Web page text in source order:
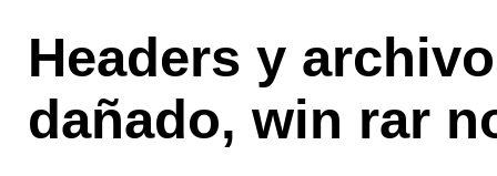
Headers y
dañado, win rar